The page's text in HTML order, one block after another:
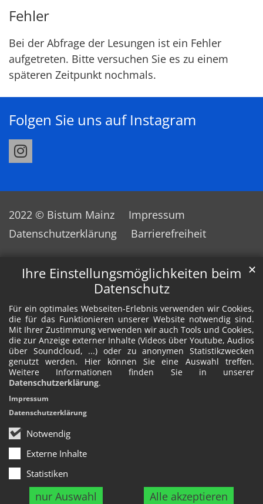
Ihre Einstellungsmöglichkeiten beim
Datenschutz
Für ein optimales Webseiten-Erlebnis verwenden wir Cookies,
die für das Funktionieren unserer Website notwendig sind.
Mit Ihrer Zustimmung verwenden wir auch Tools und Cookies,
die zur Anzeige externer Inhalte (Videos über Youtube, Audios
über Soundcloud, ...) oder zu anonymen Statistikzwecken
genutzt werden. Hier können Sie eine Auswahl treffen.
Weitere Informationen finden Sie in unserer
Datenschutzerklärung.
Notwendig
Externe Inhalte
Statistiken
nur Auswahl Alle akzeptieren
✕
Impressum
Datenschutzerklärung
Fehler
Bei der Abfrage der Lesungen ist ein Fehler
aufgetreten. Bitte versuchen Sie es zu einem
späteren Zeitpunkt nochmals.
Folgen Sie uns auf Instagram
2022 © Bistum Mainz
Impressum
Datenschutzerklärung
Barrierefreiheit